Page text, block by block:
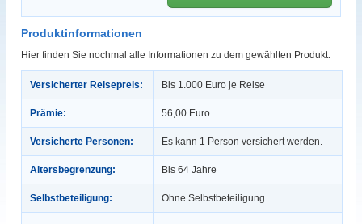
Produktinformationen
Hier finden Sie nochmal alle Informationen zu dem gewählten Produkt.
Versicherter Reisepreis: Bis 1.000 Euro je Reise
Prämie: 56,00 Euro
Versicherte Personen: Es kann 1 Person versichert werden.
Altersbegrenzung: Bis 64 Jahre
Selbstbeteiligung: Ohne Selbstbeteiligung